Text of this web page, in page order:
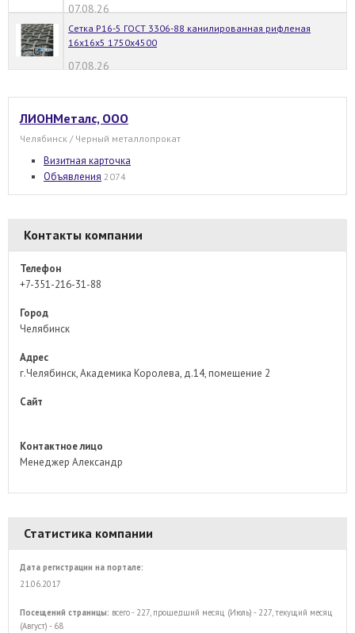
07.08.26
Сетка Р16-5 ГОСТ 3306-88 канилированная рифленая
16х16х5 1750х4500
07.08.26
ЛИОНМеталс, ООО
Челябинск / Черный металлопрокат
Визитная карточка
Объявления 2074
Контакты компании
Телефон
+7-351-216-31-88
Город
Челябинск
Адрес
г.Челябинск, Академика Королева, д.14, помещение 2
Сайт
Контактное лицо
Менеджер Александр
Статистика компании
Дата регистрации на портале:
21.06.2017
Посещений страницы: всего - 227, прошедший месяц (Июль) - 227, текущий месяц
(Август) - 68